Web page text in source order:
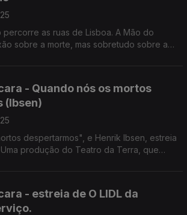
percorre as ruas de Lisboa. A Mão do
sobre a morte, mas sobretudo sobre a
- Quando nós os mortos
(Ibsen)
despertarmos", e Henrik Ibsen, estreia
Uma produção do Teatro da Terra, que
- estreia de O LIDL da